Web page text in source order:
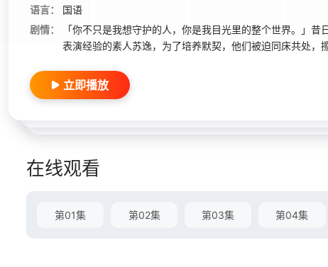
语言：
国语
剧情：
「你不只是我想守护的人，你是我目光里的整个世界。」
表演经验的素人苏逸，为了培养默契，他们被迫同床共处，
立即播放
在线观看
第01集 第02集 第03集 第04集